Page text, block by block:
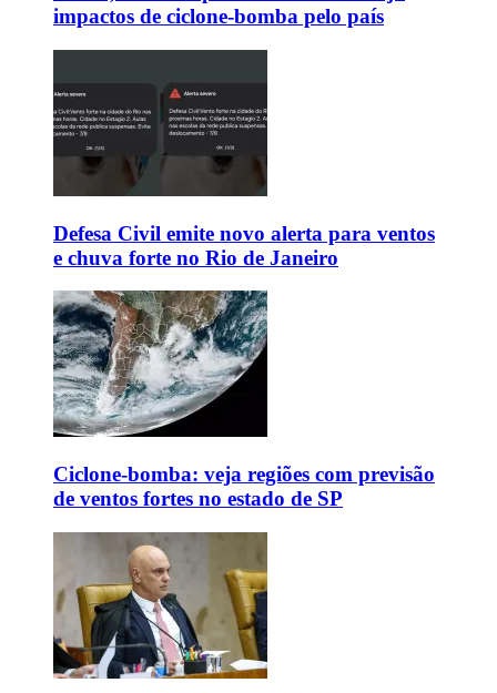
impactos de ciclone-bomba pelo país
Defesa Civil emite novo alerta para ventos
e chuva forte no Rio de Janeiro
Ciclone-bomba: veja regiões com previsão
de ventos fortes no estado de SP